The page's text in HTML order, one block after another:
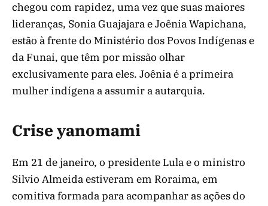
chegou com rapidez, uma vez que suas maiores
lideranças, Sonia Guajajara e Joênia Wapichana,
estão à frente do Ministério dos Povos Indígenas e
da Funai, que têm por missão olhar
exclusivamente para eles. Joênia é a primeira
mulher indígena a assumir a autarquia.
Crise yanomami
Em 21 de janeiro, o presidente Lula e o ministro
Silvio Almeida estiveram em Roraima, em
comitiva formada para acompanhar as ações do